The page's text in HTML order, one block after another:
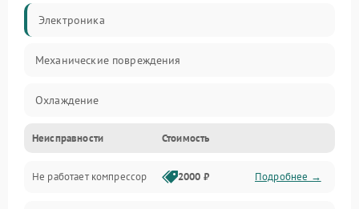
Электроника
Механические повреждения
Охлаждение
Механика
Электропитание
Неисправности Стоимость
Не работает компрессор 2000 ₽ Подробнее →